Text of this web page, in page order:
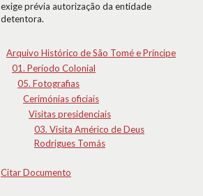
exige prévia autorização da entidade
detentora.
Arquivo Histórico de São Tomé e Príncipe
01. Período Colonial
05. Fotografias
Cerimónias oficiais
Visitas presidenciais
03. Visita Américo de Deus
Rodrigues Tomás
Citar Documento